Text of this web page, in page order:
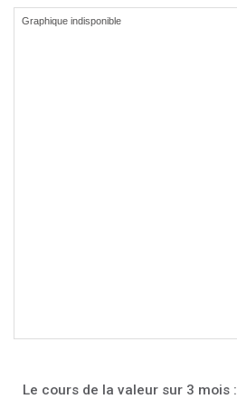
Le cours de la valeur sur 3 mois :